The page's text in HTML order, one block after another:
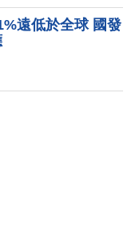
遠低於全球 國發